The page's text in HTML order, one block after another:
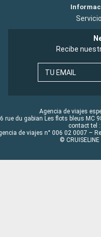
Recibe
TU EMAIL
Agencia de viajes
rue du gabian Les flots bleus MC
contact tel
de viajes n° 006 02 0007 –
©